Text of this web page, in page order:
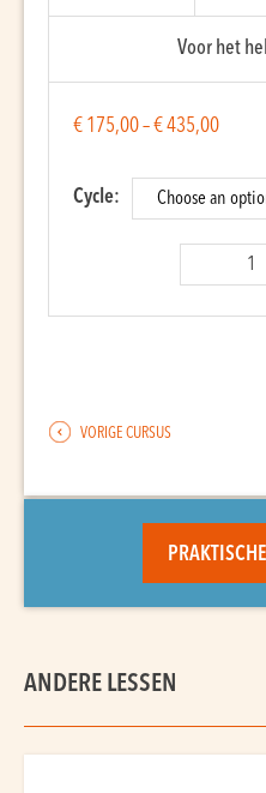
Voor het
€ 175,00–€435,00
Cycle:
VORIGE CURSUS
ANDERE LESSEN